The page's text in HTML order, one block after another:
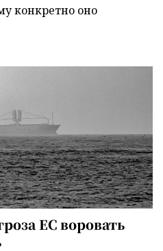
конкретно оно
ЕС воровать